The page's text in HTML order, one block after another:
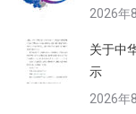
2026年
关于中
示
2026年